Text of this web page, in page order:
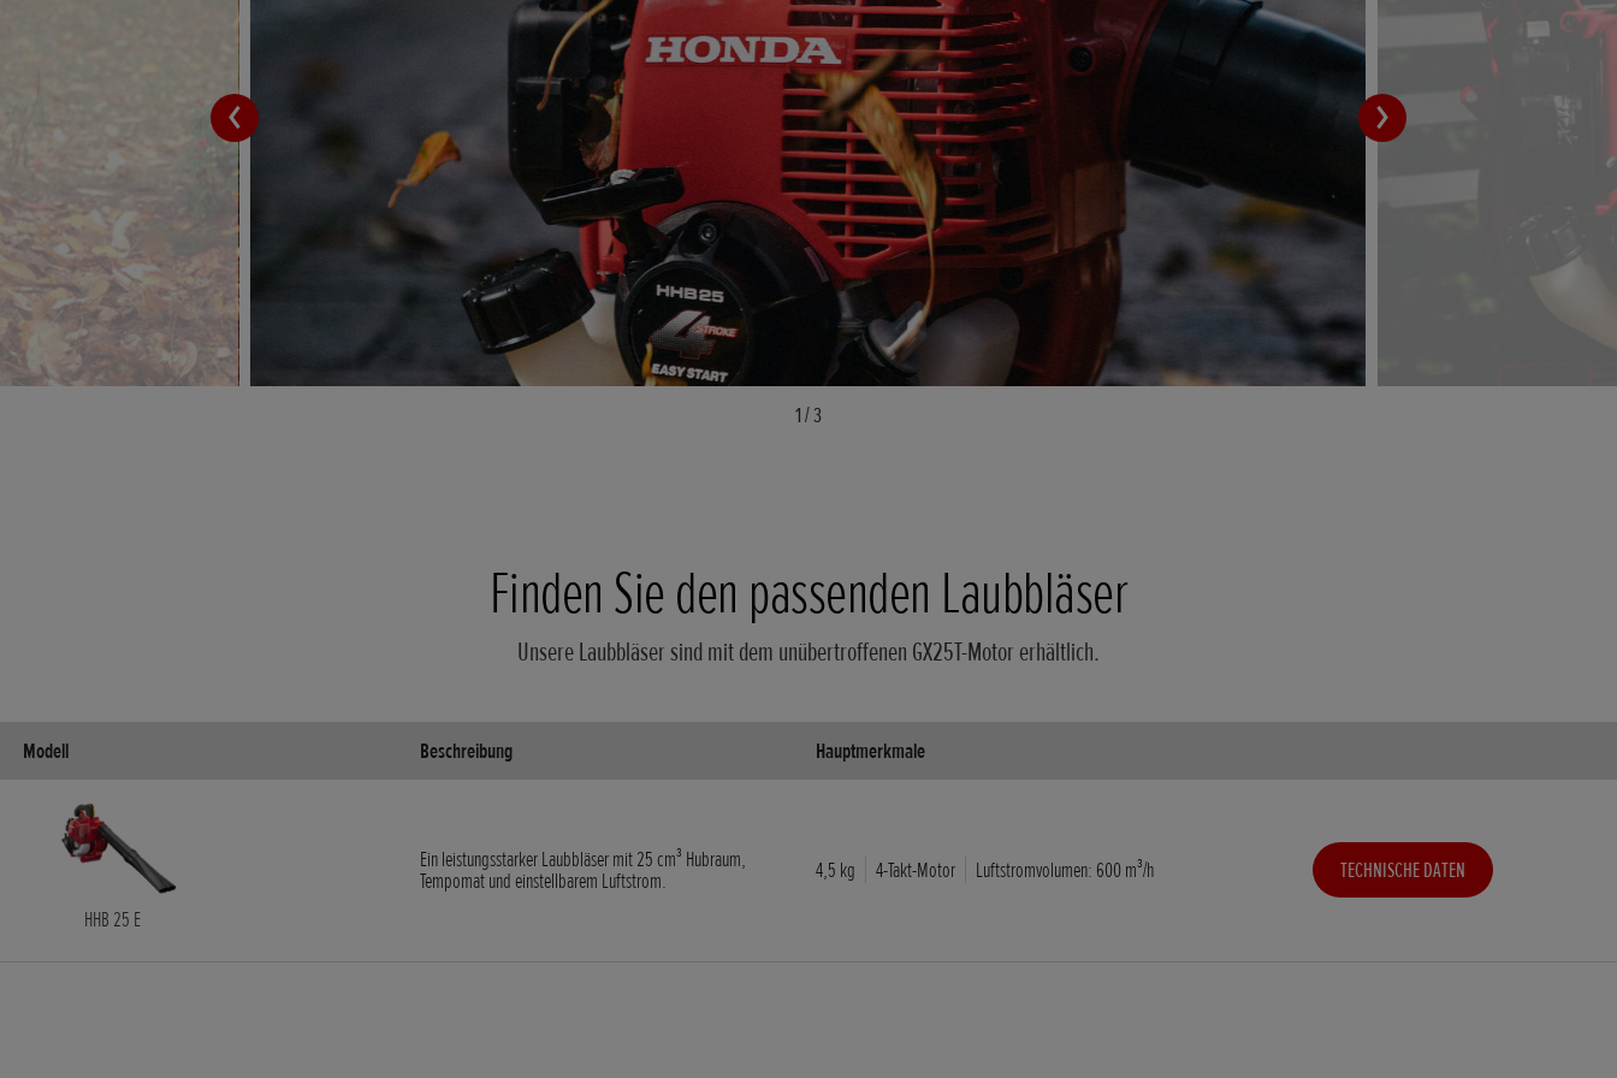
1/3
Finden Sie den passenden Laubbläser
Unsere Laubbläser sind mit dem unübertroffenen GX25T-Motor erhältlich.
Modell Beschreibung Hauptmerkmale
HHB 25 E
Ein leistungsstarker Laubbläser mit 25 cm³ Hubraum,
Tempomat und einstellbarem Luftstrom.
4,5 kg 4-Takt-Motor Luftstromvolumen: 600 m³/h TECHNISCHE DATEN